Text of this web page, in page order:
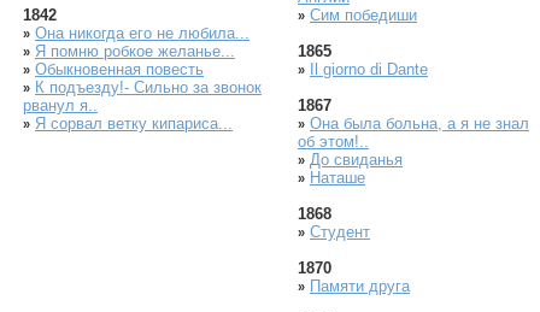
1842
» Она никогда его не любила...
» Я помню робкое желанье...
» Обыкновенная повесть
» К подъезду!- Сильно за звонок
рванул я..
» Я сорвал ветку кипариса...
» Сим победиши
1865
»
Il giorno di Dante
1867
» Она была больна, а я не знал
об этом!..
» До свиданья
» Наташе
1868
» Студент
1870
» Памяти друга